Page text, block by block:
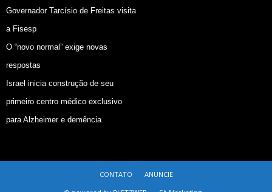
Governador Tarcísio de Freitas visita
a Fisesp
O “novo normal” exige novas
respostas
Israel inicia construção de seu
primeiro centro médico exclusivo
para Alzheimer e demência
CONTATO
ANUNCIE